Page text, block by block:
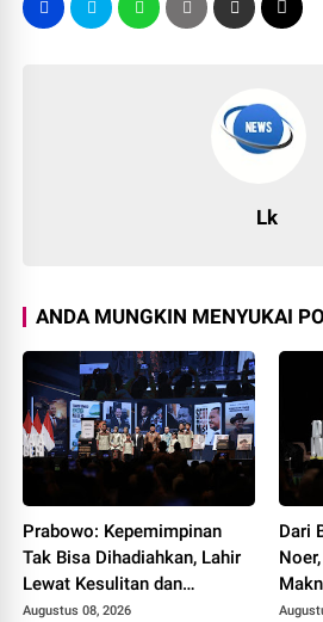
Lk
ANDA MUNGKIN MENYUKAI
Prabowo: Kepemimpinan
Tak Bisa Dihadiahkan, Lahir
Lewat Kesulitan dan
Keberanian
Augustus 08, 2026
Dari